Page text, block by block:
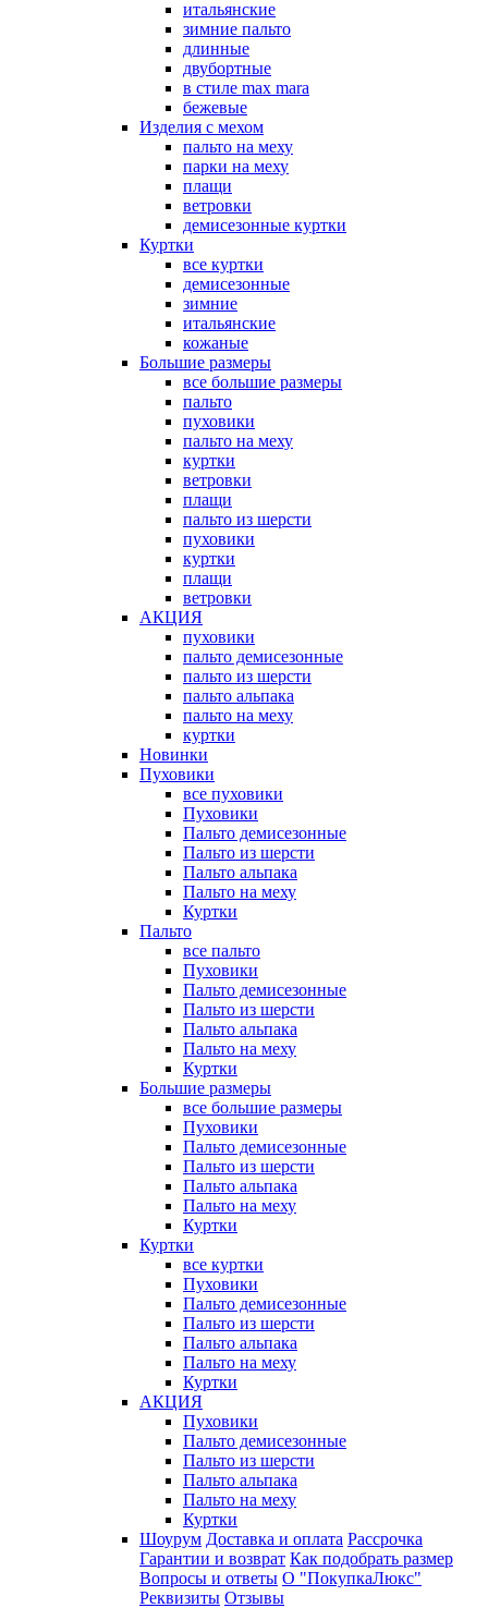
итальянские
зимние пальто
длинные
двубортные
в стиле max mara
бежевые
Изделия с мехом
пальто на меху
парки на меху
плащи
ветровки
демисезонные куртки
Куртки
все куртки
демисезонные
зимние
итальянские
кожаные
Большие размеры
все большие размеры
пальто
пуховики
пальто на меху
куртки
ветровки
плащи
пальто из шерсти
пуховики
куртки
плащи
ветровки
АКЦИЯ
пуховики
пальто демисезонные
пальто из шерсти
пальто альпака
пальто на меху
куртки
Новинки
Пуховики
все пуховики
Пуховики
Пальто демисезонные
Пальто из шерсти
Пальто альпака
Пальто на меху
Куртки
Пальто
все пальто
Пуховики
Пальто демисезонные
Пальто из шерсти
Пальто альпака
Пальто на меху
Куртки
Большие размеры
все большие размеры
Пуховики
Пальто демисезонные
Пальто из шерсти
Пальто альпака
Пальто на меху
Куртки
Куртки
все куртки
Пуховики
Пальто демисезонные
Пальто из шерсти
Пальто альпака
Пальто на меху
Куртки
АКЦИЯ
Пуховики
Пальто демисезонные
Пальто из шерсти
Пальто альпака
Пальто на меху
Куртки
Шоурум Доставка и оплата Рассрочка
Гарантии и возврат Как подобрать размер
Вопросы и ответы О "ПокупкаЛюкс"
Реквизиты Отзывы